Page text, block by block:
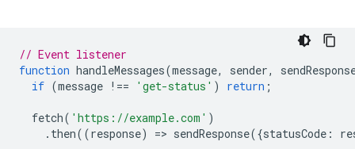
// Event listener
function handleMessages(message, sender,
if (message !== 'get-status' ) return ;
fetch( 'https://example.com' )
. then((response) => sendResponse({statusCode :